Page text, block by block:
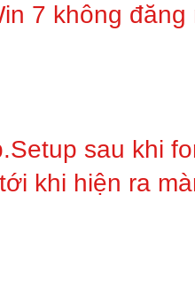
7 không
sau khi
khi hiện ra